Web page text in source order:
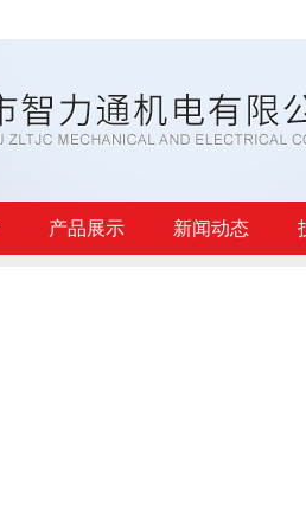
产品展示 新闻动态